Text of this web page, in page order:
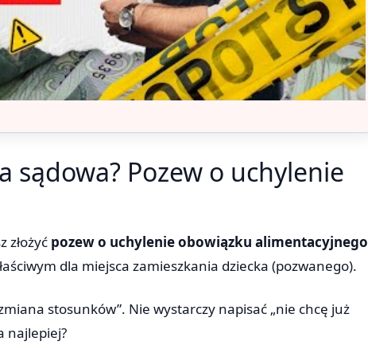
sądowa? Pozew o uchylenie
złożyć pozew o uchylenie obowiązku alimentacyjnego
dla miejsca zamieszkania dziecka (pozwanego).
stosunków”. Nie wystarczy napisać „nie chcę już
najlepiej?